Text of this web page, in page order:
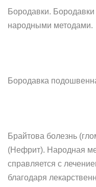
Бородавки.
народными методами.
Бородавка
Брайтова болезнь
(Нефрит). Народная
справляется с
благодаря